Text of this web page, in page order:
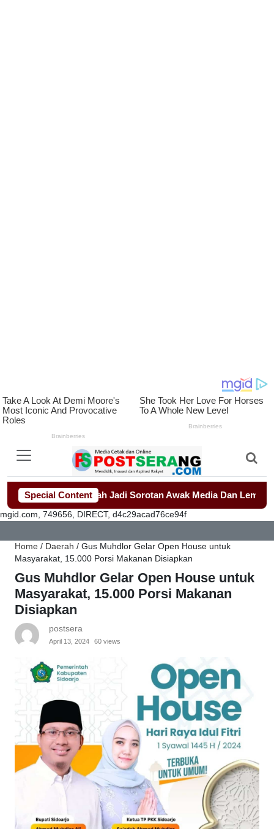
Special Content
Sekolah Jadi Sorotan Awak Media Dan Lembaga
mgid.com, 749656, DIRECT, d4c29acad76ce94f
Home / Daerah / Gus Muhdlor Gelar Open House untuk
Masyarakat, 15.000 Porsi Makanan Disiapkan
Gus Muhdlor Gelar Open House untuk
Masyarakat, 15.000 Porsi Makanan
Disiapkan
postsera
April 13, 2024 60 views